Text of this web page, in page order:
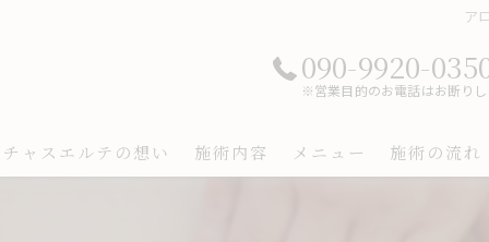
ア
090-9920-
※営業目的のお電話はお断り
チャスエルテの想い 施術内容 メニュー 施術の流れ